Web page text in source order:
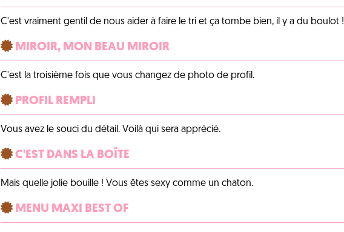
C'est vraiment gentil de nous aider à faire le tri et ça tombe bien, il y a du boulot !
MIROIR, MON BEAU MIROIR
C'est la troisième fois que vous changez de photo de profil.
PROFIL REMPLI
Vous avez le souci du détail. Voilà qui sera apprécié.
C'EST DANS LA BOÎTE
Mais quelle jolie bouille ! Vous êtes sexy comme un chaton.
MENU MAXI BEST OF